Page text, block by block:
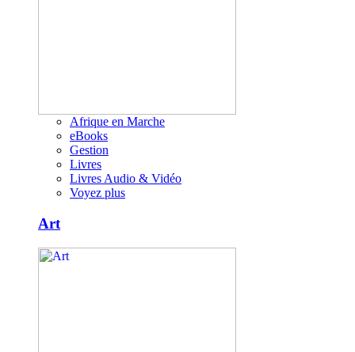
Afrique en Marche
eBooks
Gestion
Livres
Livres Audio & Vidéo
Voyez plus
Art